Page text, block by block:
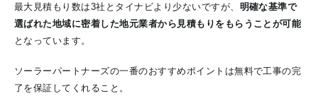
最大見積もり数は3社とタイナビより少ないですが、 明確な基準で
選ばれた地域に密着した地元業者から見積もりをもらうことが可能
となっています。
ソーラーパートナーズの一番のおすすめポイントは無料で工事の完
了を保証してくれること。